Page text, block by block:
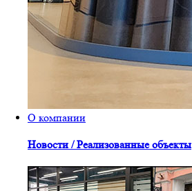
О компании
Новости / Реализованные объекты